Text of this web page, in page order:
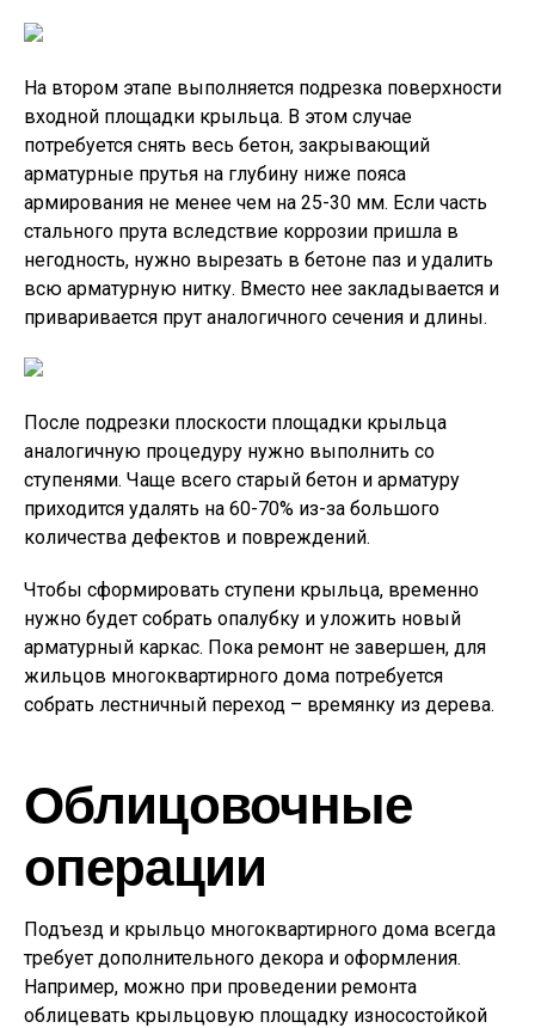
На втором этапе выполняется подрезка поверхности
входной площадки крыльца. В этом случае
потребуется снять весь бетон, закрывающий
арматурные прутья на глубину ниже пояса
армирования не менее чем на 25-30 мм. Если часть
стального прута вследствие коррозии пришла в
негодность, нужно вырезать в бетоне паз и удалить
всю арматурную нитку. Вместо нее закладывается и
приваривается прут аналогичного сечения и длины.
После подрезки плоскости площадки крыльца
аналогичную процедуру нужно выполнить со
ступенями. Чаще всего старый бетон и арматуру
приходится удалять на 60-70% из-за большого
количества дефектов и повреждений.
Чтобы сформировать ступени крыльца, временно
нужно будет собрать опалубку и уложить новый
арматурный каркас. Пока ремонт не завершен, для
жильцов многоквартирного дома потребуется
собрать лестничный переход – времянку из дерева.
Облицовочные
операции
Подъезд и крыльцо многоквартирного дома всегда
требует дополнительного декора и оформления.
Например, можно при проведении ремонта
облицевать крыльцовую площадку износостойкой